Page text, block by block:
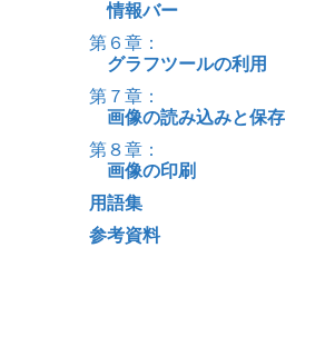
情報バー
第６章：
グラフツールの利用
第７章：
画像の読み込みと保存
第８章：
画像の印刷
用語集
参考資料